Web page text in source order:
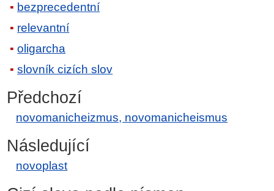
bezprecedentní
relevantní
oligarcha
slovník cizích slov
Předchozí
novomanicheizmus, novomanicheismus
Následující
novoplast